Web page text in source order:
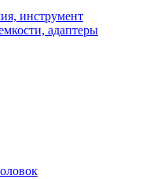
инструмент
адаптеры